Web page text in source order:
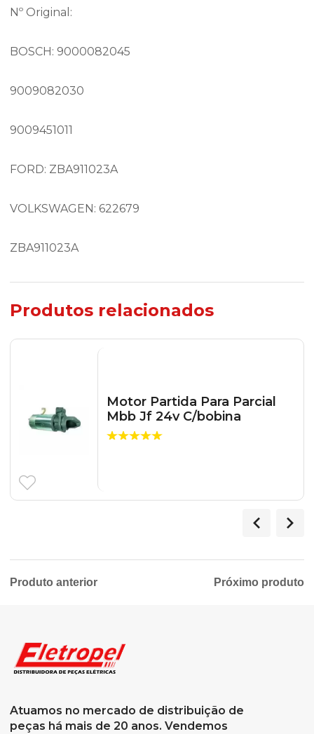
Nº Original:
BOSCH: 9000082045
9009082030
9009451011
FORD: ZBA911023A
VOLKSWAGEN: 622679
ZBA911023A
Produtos relacionados
Motor Partida Para Parcial
Mbb Jf 24v C/bobina
Produto anterior Próximo produto
Atuamos no mercado de distribuição de
peças há mais de 20 anos. Vendemos